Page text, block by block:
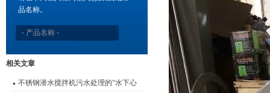
品名称。
相关文章
不锈钢潜水搅拌机污水处理的“水下心